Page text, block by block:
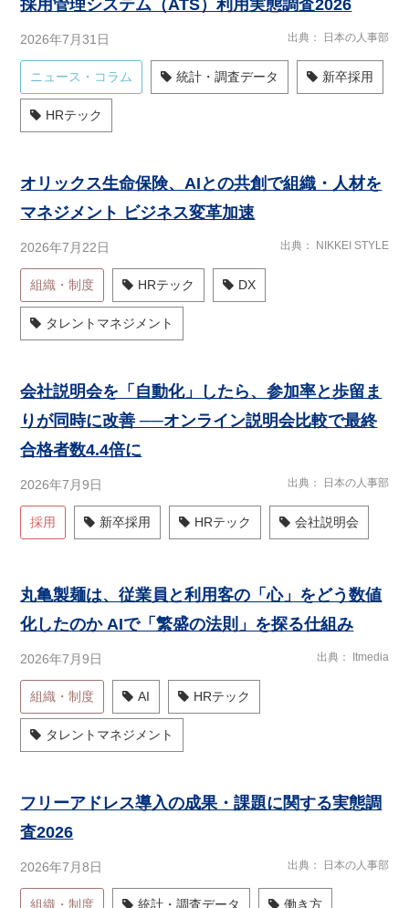
採用管理システム（ATS）利用実態調査2026
2026年7月31日 出典 日本の人事部
ニュース・コラム 統計・調査データ 新卒採用
HRテック
オリックス生命保険、AIとの共創で組織・人材を
マネジメント ビジネス変革加速
2026年7月22日 出典 NIKKEI STYLE
組織・制度 HRテック DX
タレントマネジメント
会社説明会を「自動化」したら、参加率と歩留ま
りが同時に改善 ──オンライン説明会比較で最終
合格者数4.4倍に
2026年7月9日 出典 日本の人事部
採用 新卒採用 HRテック 会社説明会
丸亀製麺は、従業員と利用客の「心」をどう数値
化したのか AIで「繁盛の法則」を探る仕組み
2026年7月9日 出典 Itmedia
組織・制度 AI HRテック
タレントマネジメント
フリーアドレス導入の成果・課題に関する実態調
査2026
2026年7月8日 出典 日本の人事部
組織・制度 統計・調査データ 働き方